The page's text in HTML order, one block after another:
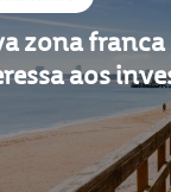
zona franca
aos